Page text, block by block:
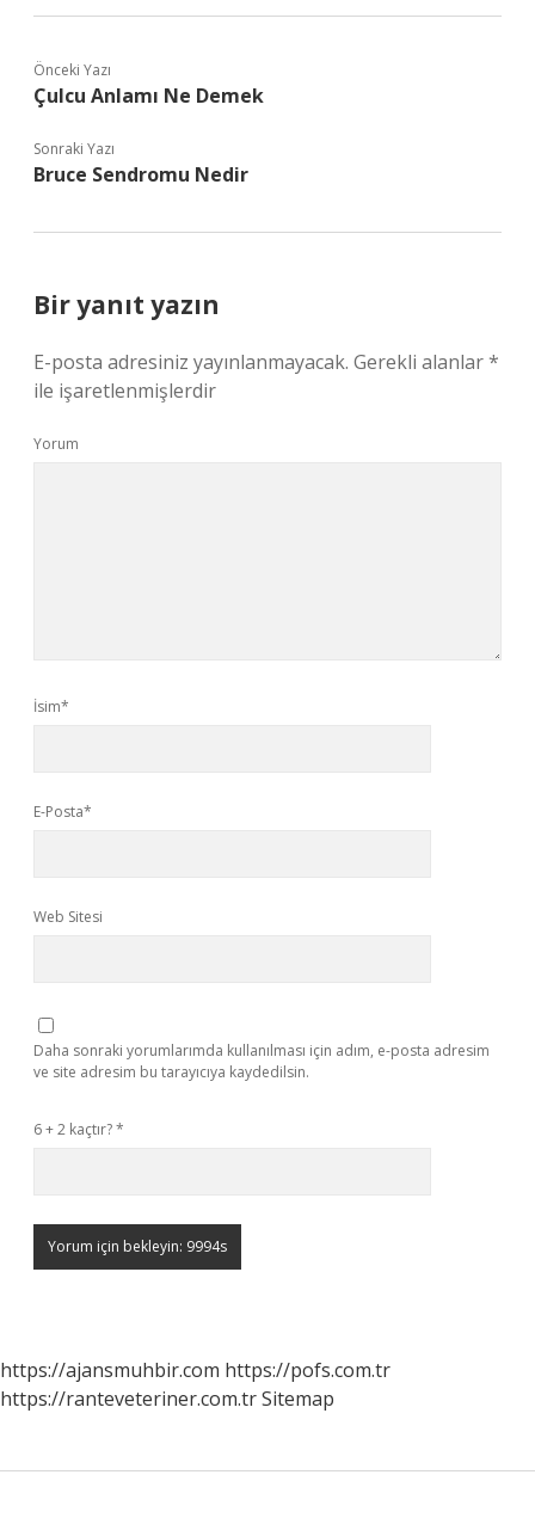
Önceki Yazı
Çulcu Anlamı Ne Demek
Sonraki Yazı
Bruce Sendromu Nedir
Bir yanıt yazın
E-posta adresiniz yayınlanmayacak. Gerekli alanlar*
ile işaretlenmişlerdir
Yorum
İsim*
E-Posta*
Web Sitesi
Daha sonraki yorumlarımda kullanılması için adım, e-posta adresim
ve site adresim bu tarayıcıya kaydedilsin.
6 + 2 kaçtır?*
https://ajansmuhbir.com https://pofs.com.tr
https://ranteveteriner.com.trSitemap